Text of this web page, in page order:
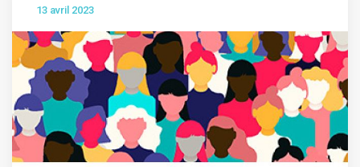
13 avril 2023